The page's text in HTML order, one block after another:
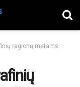
regionų metams